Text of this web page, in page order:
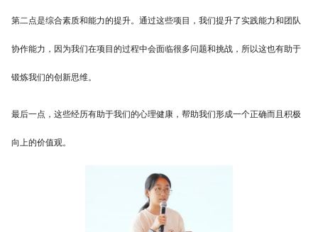
第二点是综合素质和能力的提升。通过这些项目，我们提升了实践能力和团队
协作能力，因为我们在项目的过程中会面临很多问题和挑战，所以这也有助于
锻炼我们的创新思维。
最后一点，这些经历有助于我们的心理健康，帮助我们形成一个正确而且积极
向上的价值观。